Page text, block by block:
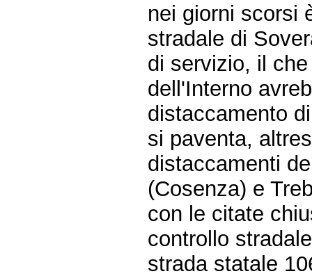
nei giorni scorsi
stradale di
di servizio, il
dell'Interno
distaccamento
si paventa,
distaccamenti
(Cosenza) e
con le citate
controllo
strada statale